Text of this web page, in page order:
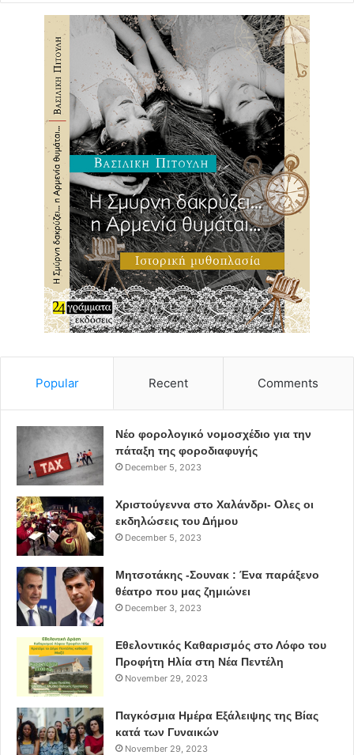
Popular Recent Comments
Νέο φορολογικό νομοσχέδιο για την
πάταξη της φοροδιαφυγής
December 5, 2023
Χριστούγεννα στο Χαλάνδρι- Ολες οι
εκδηλώσεις του Δήμου
December 5, 2023
Μητσοτάκης -Σουνακ : Ένα παράξενο
θέατρο που μας ζημιώνει
December 3, 2023
Εθελοντικός Καθαρισμός στο Λόφο του
Προφήτη Ηλία στη Νέα Πεντέλη
November 29, 2023
Παγκόσμια Ημέρα Εξάλειψης της Βίας
κατά των Γυναικών
November 29, 2023